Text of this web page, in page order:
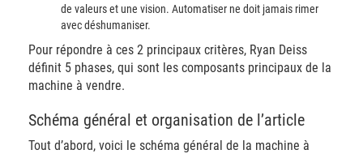
de valeurs et une vision. Automatiser ne doit jamais rimer
avec déshumaniser.
Pour répondre à ces 2 principaux critères, Ryan Deiss
définit 5 phases, qui sont les composants principaux de la
machine à vendre.
Schéma général et organisation de l’article
Tout d’abord, voici le schéma général de la machine à